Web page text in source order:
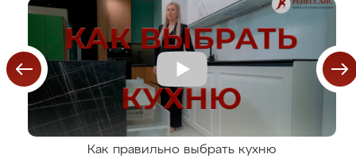
Как правильно выбрать кухню